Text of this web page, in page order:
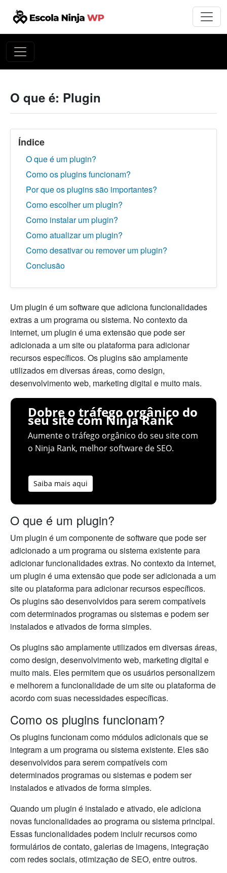
O que é: Plugin
Índice
O que é um plugin?
Como os plugins funcionam?
Por que os plugins são importantes?
Como escolher um plugin?
Como instalar um plugin?
Como atualizar um plugin?
Como desativar ou remover um plugin?
Conclusão
Um plugin é um software que adiciona funcionalidades
extras a um programa ou sistema. No contexto da
internet, um plugin é uma extensão que pode ser
adicionada a um site ou plataforma para adicionar
recursos específicos. Os plugins são amplamente
utilizados em diversas áreas, como design,
desenvolvimento web, marketing digital e muito mais.
Dobre o tráfego orgânico do
seu site com Ninja Rank
Aumente o tráfego orgânico do seu site com
o Ninja Rank, melhor software de SEO.
Saiba mais aqui
O que é um plugin?
Um plugin é um componente de software que pode ser
adicionado a um programa ou sistema existente para
adicionar funcionalidades extras. No contexto da internet,
um plugin é uma extensão que pode ser adicionada a um
site ou plataforma para adicionar recursos específicos.
Os plugins são desenvolvidos para serem compatíveis
com determinados programas ou sistemas e podem ser
instalados e ativados de forma simples.
Os plugins são amplamente utilizados em diversas áreas,
como design, desenvolvimento web, marketing digital e
muito mais. Eles permitem que os usuários personalizem
e melhorem a funcionalidade de um site ou plataforma de
acordo com suas necessidades específicas.
Como os plugins funcionam?
Os plugins funcionam como módulos adicionais que se
integram a um programa ou sistema existente. Eles são
desenvolvidos para serem compatíveis com
determinados programas ou sistemas e podem ser
instalados e ativados de forma simples.
Quando um plugin é instalado e ativado, ele adiciona
novas funcionalidades ao programa ou sistema principal.
Essas funcionalidades podem incluir recursos como
formulários de contato, galerias de imagens, integração
com redes sociais, otimização de SEO, entre outros.